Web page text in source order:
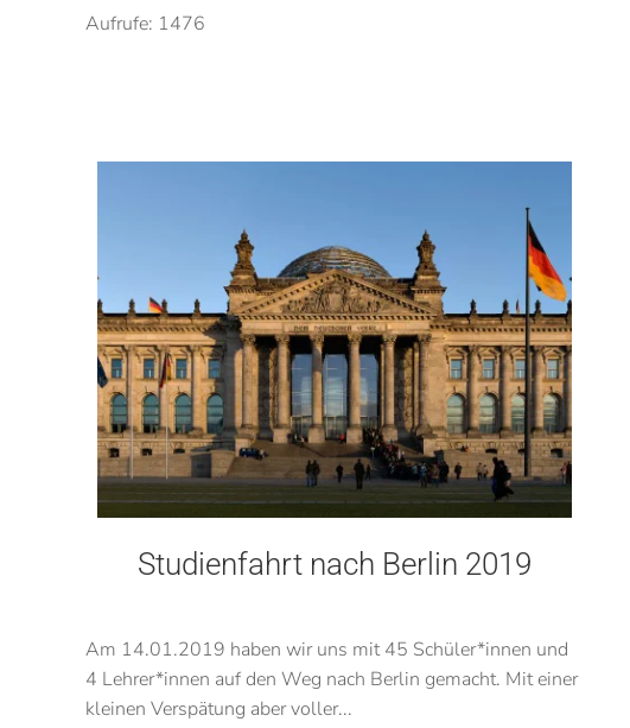
Aufrufe: 1476
Studienfahrt nach Berlin 2019
Am 14.01.2019 haben wir uns mit 45 Schüler*innen und
4 Lehrer*innen auf den Weg nach Berlin gemacht. Mit einer
kleinen Verspätung aber voller...